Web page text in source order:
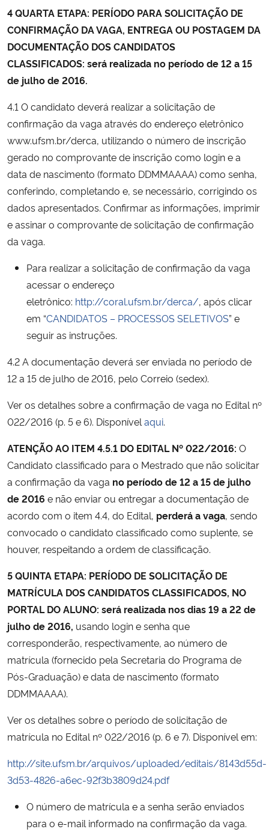
4 QUARTA ETAPA: PERÍODO PARA SOLICITAÇÃO DE
CONFIRMAÇÃO DA VAGA, ENTREGA OU POSTAGEM DA
DOCUMENTAÇÃO DOS CANDIDATOS
CLASSIFICADOS: será realizada no período de 12 a 15
de julho de 2016.
4.1 O candidato deverá realizar a solicitação de
confirmação da vaga através do endereço eletrônico
www.ufsm.br/derca, utilizando o número de inscrição
gerado no comprovante de inscrição como login e a
data de nascimento (formato DDMMAAAA) como senha,
conferindo, completando e, se necessário, corrigindo os
dados apresentados. Confirmar as informações, imprimir
e assinar o comprovante de solicitação de confirmação
da vaga.
Para realizar a solicitação de confirmação da vaga
acessar o endereço
eletrônico: http://coral.ufsm.br/derca/, após clicar
em “CANDIDATOS – PROCESSOS SELETIVOS” e
seguir as instruções.
4.2 A documentação deverá ser enviada no período de
12 a 15 de julho de 2016, pelo Correio (sedex).
Ver os detalhes sobre a confirmação de vaga no Edital nº
022/2016 (p. 5 e 6). Disponível aqui.
ATENÇÃO AO ITEM 4.5.1 DO EDITAL Nº 022/2016: O
Candidato classificado para o Mestrado que não solicitar
a confirmação da vaga no período de 12 a 15 de julho
de 2016 e não enviar ou entregar a documentação de
acordo com o item 4.4, do Edital, perderá a vaga, sendo
convocado o candidato classificado como suplente, se
houver, respeitando a ordem de classificação.
5 QUINTA ETAPA: PERÍODO DE SOLICITAÇÃO DE
MATRÍCULA DOS CANDIDATOS CLASSIFICADOS, NO
PORTAL DO ALUNO: será realizada nos dias19 a 22 de
julho de 2016, usando login e senha que
corresponderão, respectivamente, ao número de
matrícula (fornecido pela Secretaria do Programa de
Pós-Graduação) e data de nascimento (formato
DDMMAAAA).
Ver os detalhes sobre o período de solicitação de
matrícula no Edital nº 022/2016 (p. 6 e 7). Disponível em:
http://site.ufsm.br/arquivos/uploaded/editais/8143d55d-
3d53-4826-a6ec-92f3b3809d24.pdf
O número de matrícula e a senha serão enviados
para o e-mail informado na confirmação da vaga.